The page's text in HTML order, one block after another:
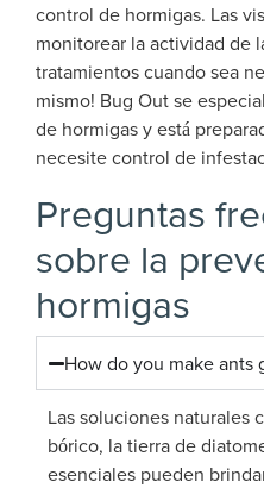
control de hormigas. Las
monitorear la actividad de
tratamientos cuando sea
mismo! Bug Out se
de hormigas y está
necesite control de
Preguntas
sobre la
hormigas
How do you make ants
Las soluciones naturales
bórico, la tierra de
esenciales pueden